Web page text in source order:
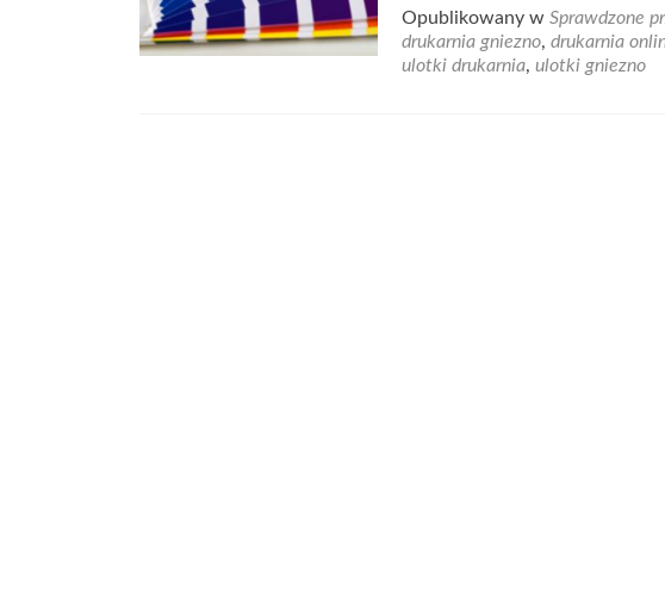
Opublikowany w Sprawdzone
drukarnia gniezno, drukarnia
ulotki drukarnia, ulotki gniezno